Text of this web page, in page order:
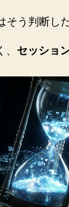
そう判断し
セッショ